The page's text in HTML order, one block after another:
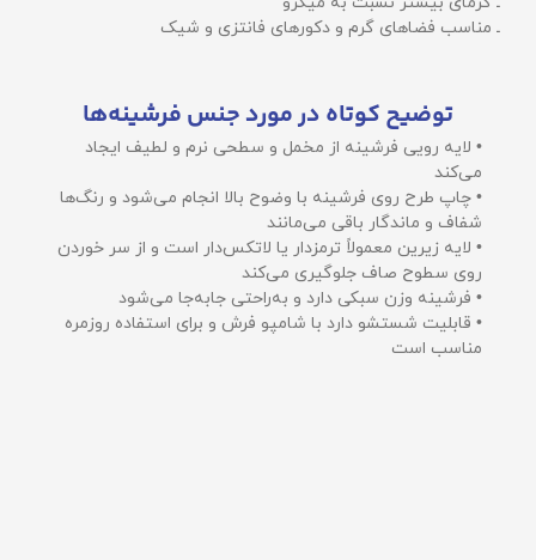
ـ مناسب فضاهای گرم و دکورهای فانتزی و شیک
توضیح کوتاه در مورد جنس فرشینه‌ها
• لایه رویی فرشینه از مخمل و سطحی نرم و لطیف ایجاد
می‌کند
• چاپ طرح روی فرشینه با وضوح بالا انجام می‌شود و رنگ‌ها
شفاف و ماندگار باقی می‌مانند
• لایه زیرین معمولاً ترمزدار یا لاتکس‌دار است و از سر خوردن
روی سطوح صاف جلوگیری می‌کند
• فرشینه وزن سبکی دارد و به‌راحتی جابه‌جا می‌شود
• قابلیت شستشو دارد با شامپو فرش و برای استفاده روزمره
مناسب است